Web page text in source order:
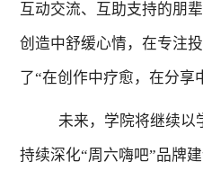
互动交流、互助支持的朋
创造中舒缓心情 ，在专注
了“在创作中疗愈，在分享
未来，学院将继续以
持续深化“周六嗨吧”品牌